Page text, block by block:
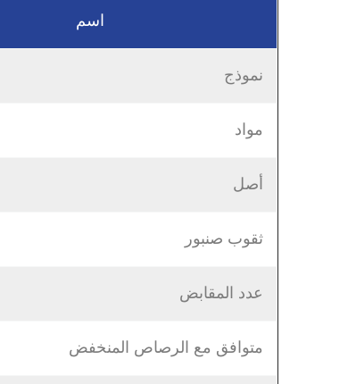
اسم
نموذج
مواد
أصل
ثقوب صنبور
عدد المقابض
متوافق مع الرصاص المنخفض